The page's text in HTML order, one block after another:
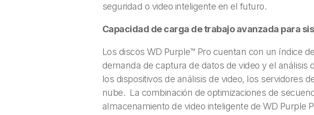
seguridad o video inteligente en el futuro.
Capacidad de carga de trabajo avanzada para
Los discos WD Purple™ Pro cuentan con un índice
demanda de captura de datos de video y el
los dispositivos de análisis de video, los servidores
nube. La combinación de optimizaciones de
almacenamiento de video inteligente de WD Purple